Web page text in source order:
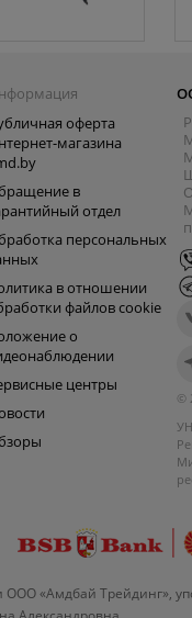
оферта
магазина
в
отдел
персональных
в отношении
файлов cookie
о
центры
©
ООО «Амдбай Трейдинг»,